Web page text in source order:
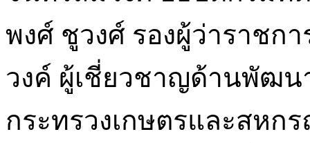
พงศ์ ชูวงศ์ รองผู้ว่าราชก
วงค์ ผู้เชี่ยวชาญด้านพัฒ
กระทรวงเกษตรและสหก